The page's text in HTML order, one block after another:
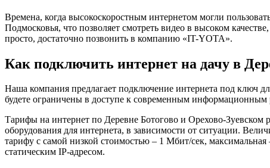
Времена, когда высокоскоростным интернетом могли
Подмосковья, что позволяет смотреть видео в высоком
просто, достаточно позвонить в компанию «IT-YOTA».
Как подключить интернет на дачу в
Наша компания предлагает подключение интернета под ключ
будете ограничены в доступе к современным информационным
Тарифы на интернет по Деревне Ботогово и Орехово-Зуевском
оборудования для интернета, в зависимости от ситуации.
тарифу с самой низкой стоимостью – 1 Мбит/сек,
статическим IP-адресом.